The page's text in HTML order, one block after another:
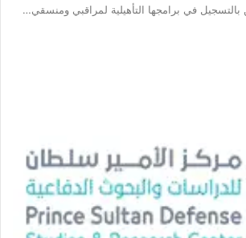
بالتسجيل في برامجها التأهيلية لمراقبي ومنسقي…